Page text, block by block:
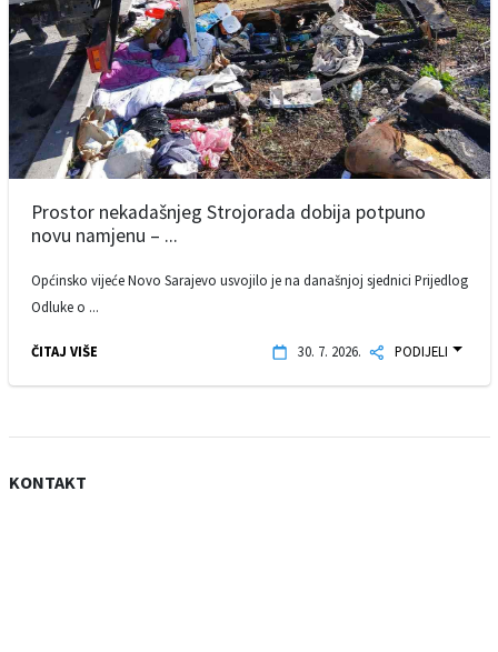
Prostor nekadašnjeg Strojorada dobija potpuno
novu namjenu – ...
Općinsko vijeće Novo Sarajevo usvojilo je na današnjoj sjednici Prijedlog
Odluke o ...
ČITAJ VIŠE 30. 7. 2026. PODIJELI
KONTAKT